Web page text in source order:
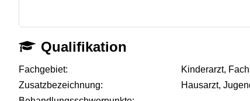
Qualifikation
Fachgebiet:
Kinderarzt,
Zusatzbezeichnung:
Hausarzt,